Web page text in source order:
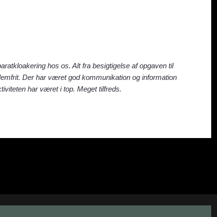
hos os. Alt fra besigtigelse af opgaven til
Der har været god kommunikation og information
har været i top. Meget tilfreds.